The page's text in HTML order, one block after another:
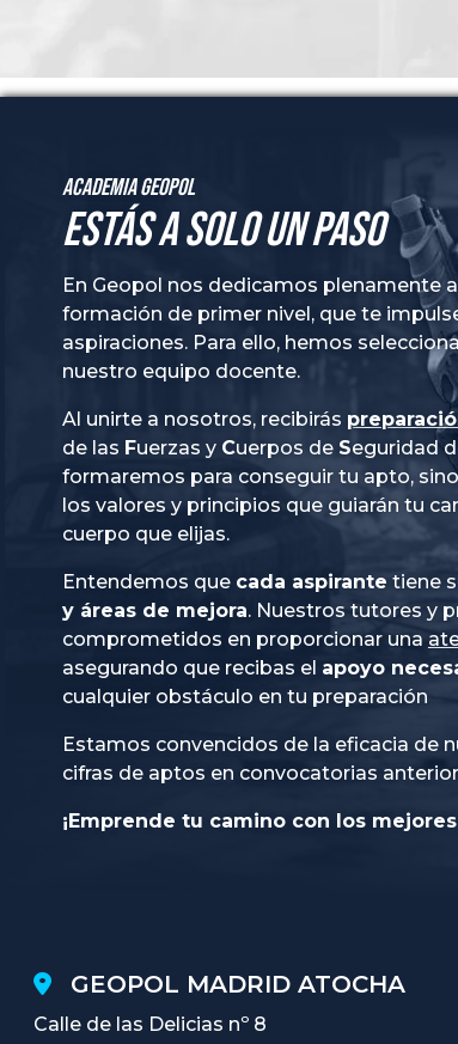
Academia GeoPol
Estás a solo un paso
En Geopol nos dedicamos plenamente
formación de primer nivel, que te
aspiraciones. Para ello, hemos
nuestro equipo docente.
Al unirte a nosotros, recibirás
de las
Fuerzas y Cuerpos de Seguridad
formaremos para conseguir tu apto,
los valores y principios que guiarán tu
cuerpo que elijas.
Entendemos que cada aspirante tiene
y áreas de mejora. Nuestros tutores y
comprometidos en proporcionar una
asegurando que recibas el apoyo
cualquier obstáculo en tu preparación
Estamos convencidos de la eficacia de
cifras de aptos en convocatorias
¡Emprende tu camino con los
GEOPOL MADRID ATOCHA
Calle de las Delicias nº 8